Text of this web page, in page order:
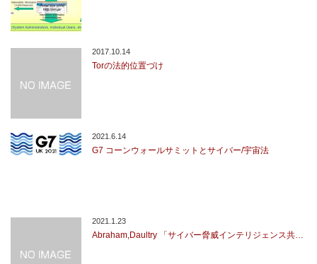
2017.10.14
Torの法的位置づけ
2021.6.14
G7 コーンウォールサミットとサイバー/宇宙法
2021.1.23
Abraham,Daultry 「サイバー脅威インテリジェンス共…